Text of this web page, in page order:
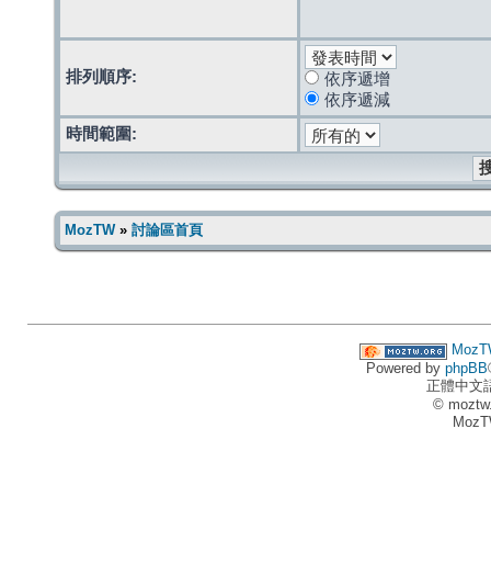
排列順序:
依序遞增
依序遞減
時間範圍:
MozTW» 討論區首頁
Powered by phpBB
正體中文
©